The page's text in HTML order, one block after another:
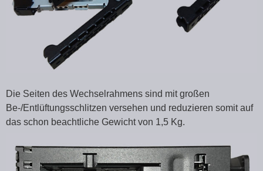
Die Seiten des Wechselrahmens sind mit großen
Be-/Entlüftungsschlitzen versehen und reduzieren somit auf
das schon beachtliche Gewicht von 1,5 Kg.